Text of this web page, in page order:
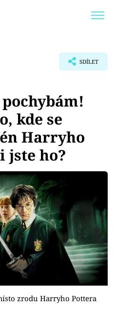
SDÍLET
pochybám!
kde se
Harryho
jste ho?
zrodu Harryho Pottera